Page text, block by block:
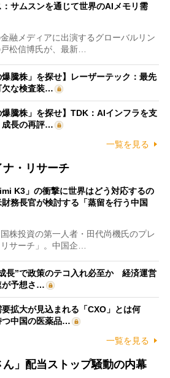
サムスンを通じて世界のAIメモリ需
融メディアに出演するグローバルリン
松信博氏が、最新…
爆騰株」を探せ】レーザーテック：最先
欠な検査装…
爆騰株」を探せ】TDK：AIインフラを支
長の再評…
一覧を見る
ナ・リサーチ
K3」の衝撃に世界はどう対応するの
務長官が検討する「蒸留を行う中国
株投資の第一人者・田代尚機氏のプレ
サーチ」。中国企…
長”で政策のテコ入れ必至か 経済運営
が予想さ…
拡大が見込まれる「CXO」とは何
中国の医薬品…
一覧を見る
ん」配当ストップ騒動の内幕